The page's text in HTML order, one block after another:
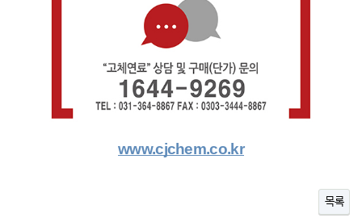
www.cjchem.co.kr
목록